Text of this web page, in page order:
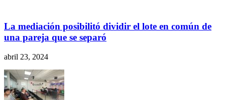
La mediación posibilitó dividir el lote en común de
una pareja que se separó
abril 23, 2024